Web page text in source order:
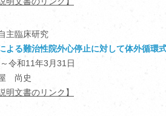
主臨床研究
よる難治性院外心停止に対して体外循環
令和11年3月31日
尚史
明文書のリンク】